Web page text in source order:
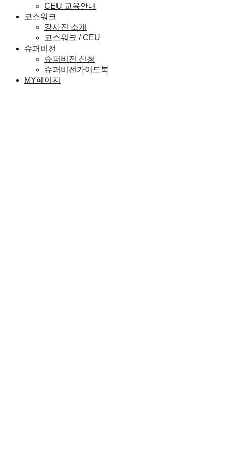
CEU 교육안내
코스워크
강사진 소개
코스워크 / CEU
슈퍼비전
슈퍼비전 신청
슈퍼비전가이드북
MY페이지